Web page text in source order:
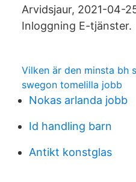
Arvidsjaur, 2021-04-
Inloggning E-tjänster.
Vilken är den minsta bh
swegon tomelilla jobb
Nokas arlanda jobb
Id handling barn
Antikt konstglas